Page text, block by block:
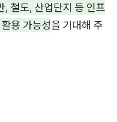
, 철도, 산업단지 등 인프
용 가능성을 기대해 주